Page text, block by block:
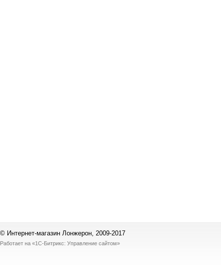
© Интернет-магазин Лонжерон, 2009-2017
Работает на «1С-Битрикс: Управление сайтом»